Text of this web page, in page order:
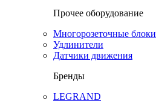
Прочее оборудование
Многорозеточные блоки
Удлинители
Датчики движения
Бренды
LEGRAND